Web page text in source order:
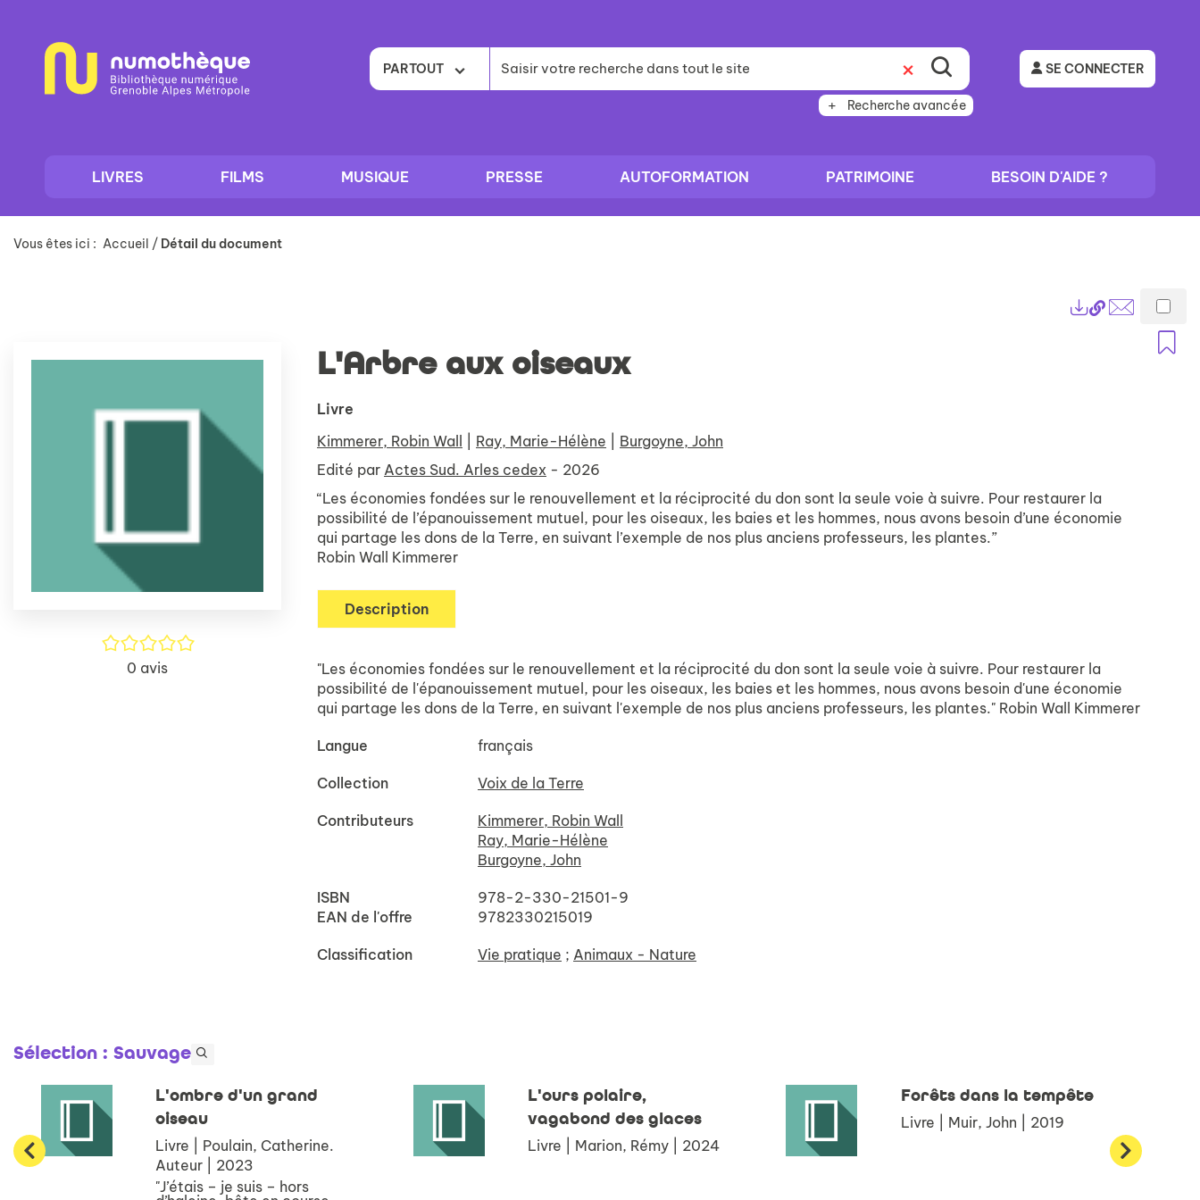
contenu
PARTOUT
Recherche avancée
SE CONNECTER
LIVRES FILMS MUSIQUE PRESSE AUTOFORMATION PATRIMOINE BESOIN D'AIDE ?
Vous êtes ici : Accueil / Détail du document
Lien
permanent
(Nouvelle
Envoyer
/5
0 avis
L'Arbre aux oiseaux
Livre
Kimmerer, Robin Wall
Ray, Marie-Hélène
Burgoyne, John
Edité par Actes Sud. Arles cedex - 2026
“Les économies fondées sur le renouvellement et la réciprocité du don sont la seule voie à suivre. Pour restaurer la
possibilité de l’épanouissement mutuel, pour les oiseaux, les baies et les hommes, nous avons besoin d’une économie
qui partage les dons de la Terre, en suivant l’exemple de nos plus anciens professeurs, les plantes.”
Robin Wall Kimmerer
Description
"Les économies fondées sur le renouvellement et la réciprocité du don sont la seule voie à suivre. Pour restaurer la
possibilité de l'épanouissement mutuel, pour les oiseaux, les baies et les hommes, nous avons besoin d'une économie
qui partage les dons de la Terre, en suivant l'exemple de nos plus anciens professeurs, les plantes." Robin Wall Kimmerer
Langue français
Collection Voix de la Terre
Contributeurs
Kimmerer, Robin Wall
Ray, Marie-Hélène
Burgoyne, John
ISBN
978-2-330-21501-9
EAN de l'offre
9782330215019
Classification Vie pratique ; Animaux - Nature
Sélection : Sauvage
L'ombre d'un grand
oiseau
Livre | Poulain, Catherine.
Auteur | 2023
"J’étais – je suis – hors
L'ours polaire,
vagabond des glaces
Livre | Marion, Rémy | 2024
Forêts dans la tempête
Livre | Muir, John | 2019